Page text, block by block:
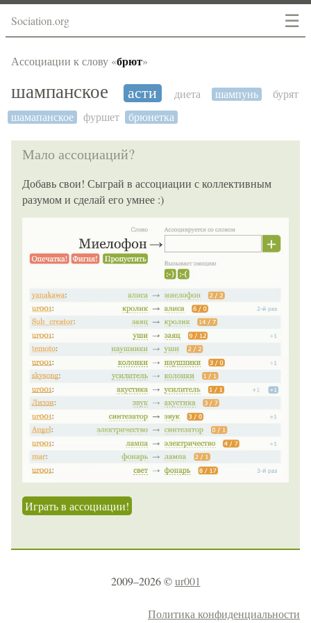
☰
Sociation.org
Ассоциации к слову «брют»
шампанское асти диета шампунь
бурят
шамапанское
фуршет брюнетка
Мало ассоциаций?
Добавь свои! Сыграй в ассоциации с коллективным
разумом и сделай его умнее :)
Играть в ассоциации!
2009–2026 ©ur001
Политика конфиденциальности